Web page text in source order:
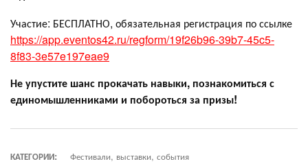
Участие: БЕСПЛАТНО, обязательная регистрация по ссылке
https://app.eventos42.ru/regform/19f26b96-39b7-45c5-
8f83-3e57e197eae9
Не упустите шанс прокачать навыки, познакомиться с
единомышленниками и побороться за призы!
КАТЕГОРИИ: Фестивали, выставки, события